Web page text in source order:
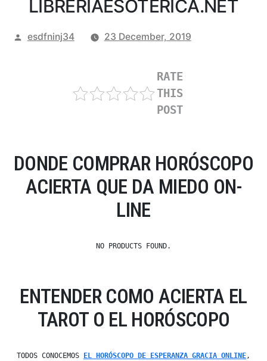
LIBRERIAESOTERICA.NET
Posted
esdfninj34 23 December, 2019
RATE
THIS
POST
DONDE COMPRAR HORÓSCOPO
ACIERTA QUE DA MIEDO ON-
LINE
NO PRODUCTS FOUND.
ENTENDER COMO ACIERTA EL
TAROT O EL HORÓSCOPO
TODOS CONOCEMOS EL HORÓSCOPO DE ESPERANZA GRACIA ONLINE,